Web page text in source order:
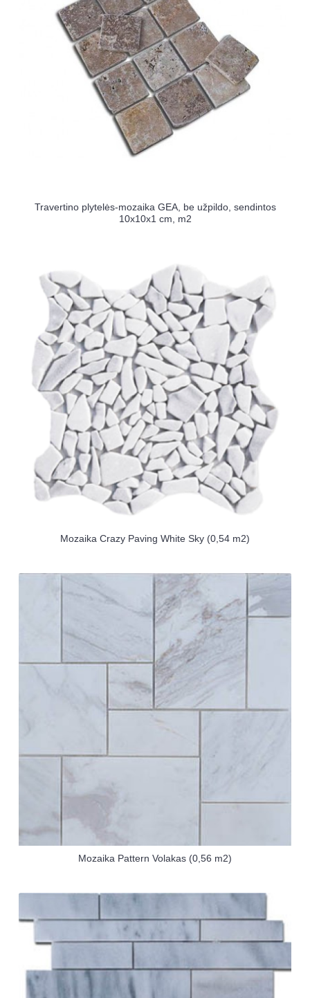
Travertino plytelės-mozaika GEA, be užpildo, sendintos
10x10x1 cm, m2
Mozaika Crazy Paving White Sky (0,54 m2)
Mozaika Pattern Volakas (0,56 m2)